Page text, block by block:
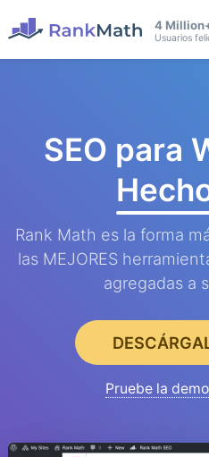
4
Usuarios
SEO para
Rank Math es la forma
las MEJORES
agregadas a
Pruebe la